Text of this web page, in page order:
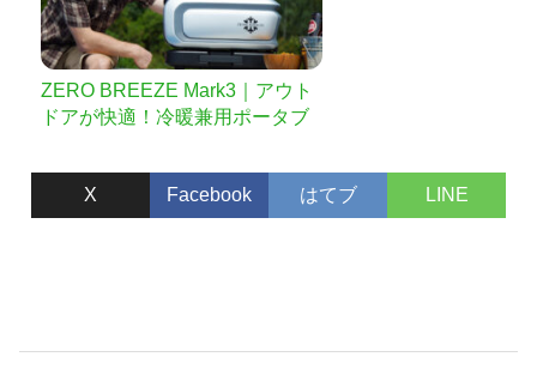
ZERO BREEZE Mark3｜アウト
ドアが快適！冷暖兼用ポータブ
X Facebook はてブ LINE